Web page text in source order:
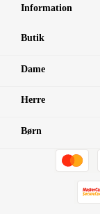
Information
Butik
Dame
Herre
Børn